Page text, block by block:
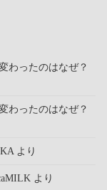
ったのはなぜ？
ったのはなぜ？
より
より